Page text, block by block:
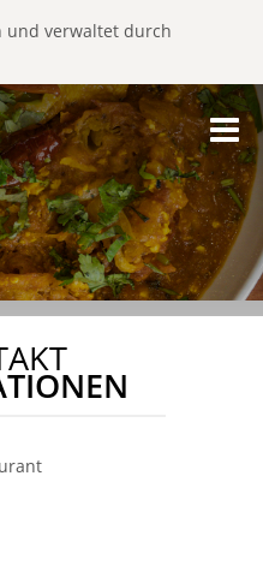
und verwaltet durch